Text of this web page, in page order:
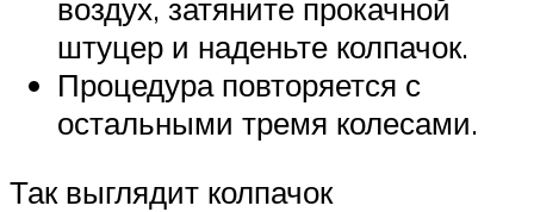
воздух, затяните прокачной
штуцер и наденьте колпачок.
Процедура повторяется с
остальными тремя колесами.
Так выглядит колпачок